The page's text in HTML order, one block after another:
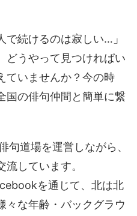
で続けるのは寂しい…」
どうやって見つければい
ていませんか？今の時
国の俳句仲間と簡単に繋
句道場を運営しながら、
しています。
を通じて、北は北
々な年齢・バックグラウ